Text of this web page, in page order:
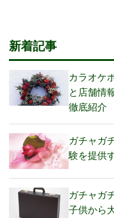
新着記事
カラオケ
と店舗情
徹底紹介
ガチャガ
験を提供
ガチャガ
子供から